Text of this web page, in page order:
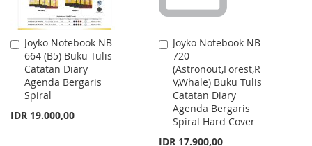
Joyko Notebook NB-
664 (B5) Buku Tulis
Catatan Diary
Agenda Bergaris
Spiral
IDR 19.000,00
Add
to
Cart
Joyko Notebook NB-
720
(Astronout,Forest,R
V,Whale) Buku Tulis
Catatan Diary
Agenda Bergaris
Spiral Hard Cover
IDR 17.900,00
Add
to
Cart